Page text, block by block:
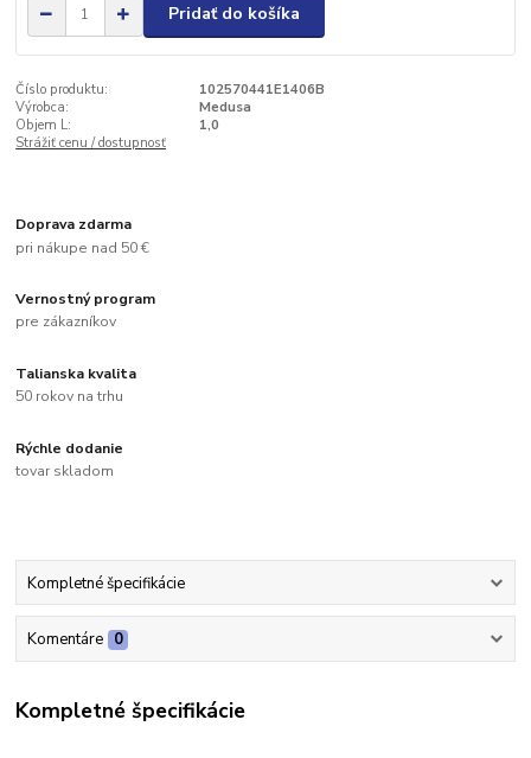
Pridať do košíka
Číslo produktu:
102570441E1406B
Výrobca:
Medusa
Objem L:
1,0
Strážiť cenu / dostupnosť
Doprava zdarma
pri nákupe nad 50 €
Vernostný program
pre zákazníkov
Talianska kvalita
50 rokov na trhu
Rýchle dodanie
tovar skladom
Kompletné špecifikácie
Komentáre 0
Kompletné špecifikácie